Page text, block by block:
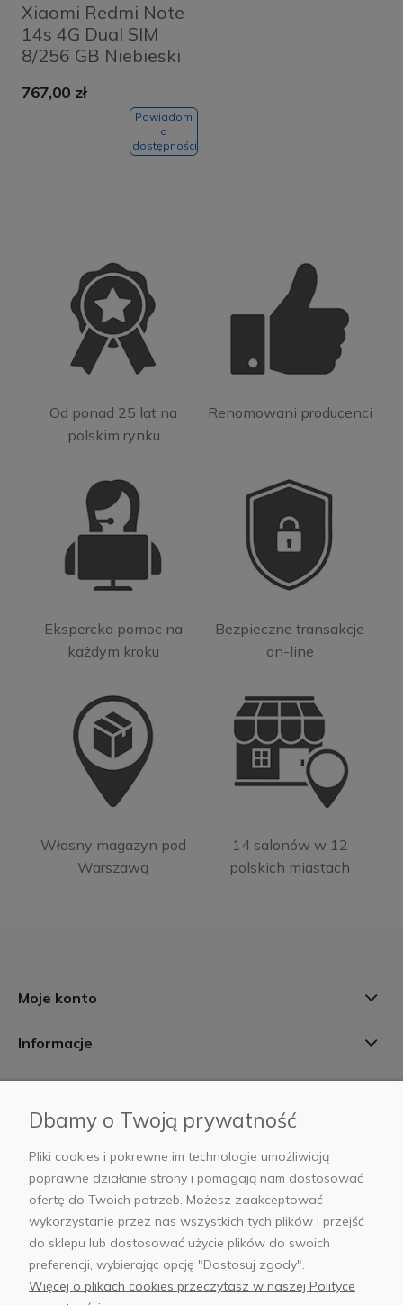
Xiaomi Redmi Note
14s 4G Dual SIM
8/256 GB Niebieski
767,00 zł
Powiadom
o
dostępności
Od ponad 25 lat na
polskim rynku
Renomowani producenci
Ekspercka pomoc na
każdym kroku
Bezpieczne transakcje
on-line
Własny magazyn pod
Warszawą
14 salonów w 12
polskich miastach
Moje konto
Informacje
AB Foto
sklep@abfoto.pl
+48 797 971 275
Dbamy o Twoją prywatność
Pliki cookies i pokrewne im technologie umożliwiają
poprawne działanie strony i pomagają nam dostosować
ofertę do Twoich potrzeb. Możesz zaakceptować
wykorzystanie przez nas wszystkich tych plików i przejść
do sklepu lub dostosować użycie plików do swoich
preferencji, wybierając opcję "Dostosuj zgody".
Więcej o plikach cookies przeczytasz w naszej Polityce